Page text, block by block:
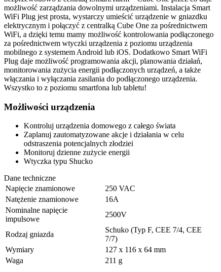
możliwość zarządzania dowolnymi urządzeniami. Instalacja Smart
WiFi Plug jest prosta, wystarczy umieścić urządzenie w gniazdku
elektrycznym i połączyć z centralką Cube One za pośrednictwem
WiFi, a dzięki temu mamy możliwość kontrolowania podłączonego
za pośrednictwem wtyczki urządzenia z poziomu urządzenia
mobilnego z systemem Android lub iOS. Dodatkowo Smart WiFi
Plug daje możliwość programowania akcji, planowania działań,
monitorowania zużycia energii podłączonych urządzeń, a także
włączania i wyłączania zasilania do podłączonego urządzenia.
Wszystko to z poziomu smartfona lub tabletu!
Możliwości urządzenia
Kontroluj urządzenia domowego z całego świata
Zaplanuj zautomatyzowane akcje i działania w celu
odstraszenia potencjalnych złodziei
Monitoruj dzienne zużycie energii
Wtyczka typu Shucko
Dane techniczne
Napięcie znamionowe
250 VAC
Natężenie znamionowe
16A
Nominalne napięcie
impulsowe
2500V
Rodzaj gniazda
Schuko (Typ F, CEE 7/4, CEE
7/7)
Wymiary
127 x 116 x 64 mm
Waga
211 g